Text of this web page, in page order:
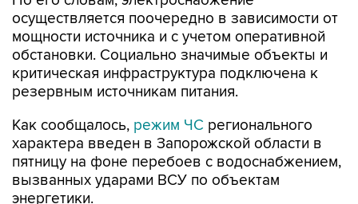
осуществляется поочередно в зависимости от
мощности источника и с учетом оперативной
обстановки. Социально значимые объекты и
критическая инфраструктура подключена к
резервным источникам питания.
Как сообщалось, режим ЧС регионального
характера введен в Запорожской области в
пятницу на фоне перебоев с водоснабжением,
вызванных ударами ВСУ по объектам
энергетики.